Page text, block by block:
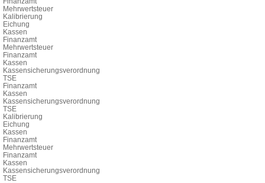
Mehrwertsteuer
Kalibrierung
Eichung
Kassen
Finanzamt
Mehrwertsteuer
Finanzamt
Kassen
Kassensicherungsverordnung
TSE
Finanzamt
Kassen
Kassensicherungsverordnung
TSE
Kalibrierung
Eichung
Kassen
Finanzamt
Mehrwertsteuer
Finanzamt
Kassen
Kassensicherungsverordnung
TSE